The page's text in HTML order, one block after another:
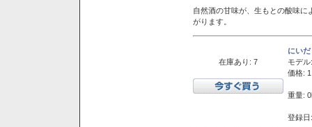
自然酒の甘味が、生もとの酸味
がります。
在庫あり: 7
にい
モデル:
価格:
重量:
登録